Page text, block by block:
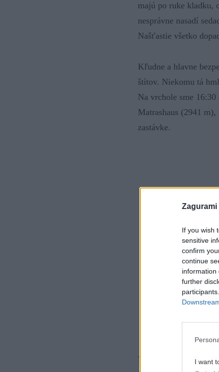
Zagurami
If you wish
sensitive
confirm
continue
information
further
I want
majú po ruke kladku,
nesprávne nasadí
Našťastie všetko
Kľudne a hlavne
štítov. Niekomu tá
Na vrchole sme
Matrashaus (2941
zastávke.
Trasa od Erichhütte